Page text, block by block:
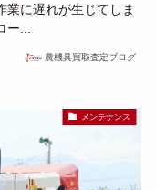
業に遅れが生じてしま
...
農機具買取査定ブログ
メンテナンス